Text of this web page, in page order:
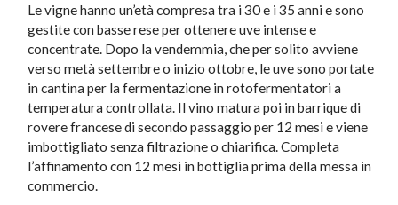
Le vigne hanno un’età compresa tra i 30 e i 35 anni e sono
gestite con basse rese per ottenere uve intense e
concentrate. Dopo la vendemmia, che per solito avviene
verso metà settembre o inizio ottobre, le uve sono portate
in cantina per la fermentazione in rotofermentatori a
temperatura controllata. Il vino matura poi in barrique di
rovere francese di secondo passaggio per 12 mesi e viene
imbottigliato senza filtrazione o chiarifica. Completa
l’affinamento con 12 mesi in bottiglia prima della messa in
commercio.